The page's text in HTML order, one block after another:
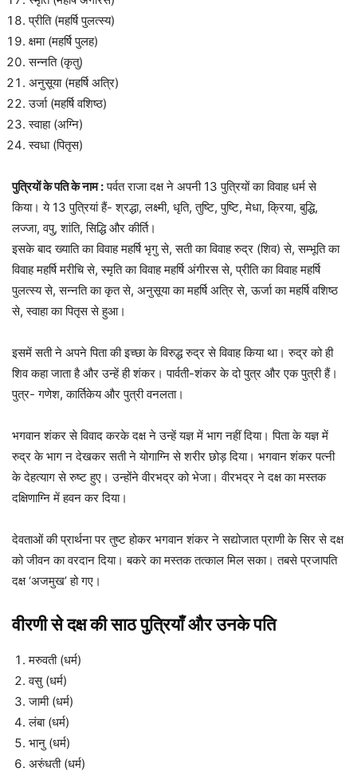
प्रीति (महर्षि पुलत्स्य)
क्षमा (महर्षि पुलह)
सन्नति (कृतु)
अनुसूया (महर्षि अत्रि)
उर्जा (महर्षि वशिष्ठ)
स्वाहा (अग्नि)
स्वधा (पितृस)
पुत्रियों के पति के नाम :पर्वत राजा दक्ष ने अपनी 13 पुत्रियों का विवाह धर्म से
किया। ये 13 पुत्रियां हैं- श्रद्धा, लक्ष्मी, धृति, तुष्टि, पुष्टि, मेधा, क्रिया, बुद्धि,
लज्जा, वपु, शांति, सिद्धि और कीर्ति।
इसके बाद ख्याति का विवाह महर्षि भृगु से, सती का विवाह रुद्र (शिव) से, सम्भूति का
विवाह महर्षि मरीचि से, स्मृति का विवाह महर्षि अंगीरस से, प्रीति का विवाह महर्षि
पुलत्स्य से, सन्नति का कृत से, अनुसूया का महर्षि अत्रि से, ऊर्जा का महर्षि वशिष्ठ
से, स्वाहा का पितृस से हुआ।
इसमें सती ने अपने पिता की इच्छा के विरुद्ध रुद्र से विवाह किया था। रुद्र को ही
शिव कहा जाता है और उन्हें ही शंकर। पार्वती-शंकर के दो पुत्र और एक पुत्री हैं।
पुत्र- गणेश, कार्तिकेय और पुत्री वनलता।
भगवान शंकर से विवाद करके दक्ष ने उन्हें यज्ञ में भाग नहीं दिया। पिता के यज्ञ में
रुद्र के भाग न देखकर सती ने योगाग्नि से शरीर छोड़ दिया। भगवान शंकर पत्नी
के देहत्याग से रुष्ट हुए। उन्होंने वीरभद्र को भेजा। वीरभद्र ने दक्ष का मस्तक
दक्षिणाग्नि में हवन कर दिया।
देवताओं की प्रार्थना पर तुष्ट होकर भगवान शंकर ने सद्योजात प्राणी के सिर से दक्ष
को जीवन का वरदान दिया। बकरे का मस्तक तत्काल मिल सका। तबसे प्रजापति
दक्ष ‘अजमुख’ हो गए।
वीरणी से दक्ष की साठ पुत्रियाँ और उनके पति
मरुवती (धर्म)
वसु (धर्म)
जामी (धर्म)
लंबा (धर्म)
भानु (धर्म)
अरुंधती (धर्म)